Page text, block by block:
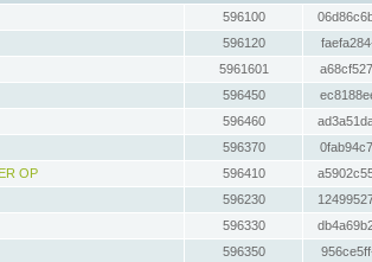
596100
596120
5961601
596450
596460
596370
OP
596410
596230
596330
596350